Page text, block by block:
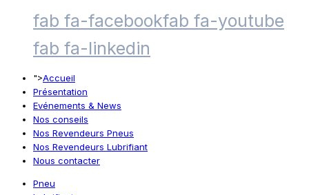
fab fa-facebookfab fa-youtube
fab fa-linkedin
">Accueil
Présentation
Evénements & News
Nos conseils
Nos Revendeurs Pneus
Nos Revendeurs Lubrifiant
Nous contacter
Pneu